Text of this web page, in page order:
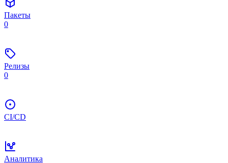
Пакеты
0
Релизы
0
CI/CD
Аналитика